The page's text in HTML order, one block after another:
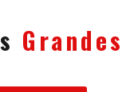
Grandes